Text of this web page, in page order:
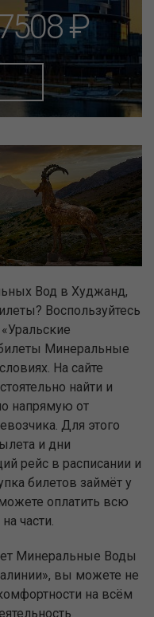
₽
Вод в Худжанд,
Воспользуйтесь
Минеральные
На сайте
найти и
напрямую от
Для этого
и дни
рейс в расписании и
билетов займёт у
оплатить всю
части.
Минеральные Воды
вы можете не
на всём